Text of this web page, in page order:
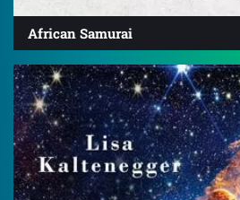
African Samurai